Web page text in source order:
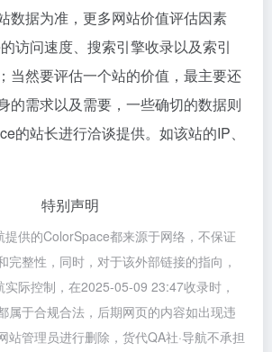
数据为准，更多网站价值评估因素
访问速度、搜索引擎收录以及索引
当然要评估一个站的价值，最主要还
的需求以及需要，一些确切的数据则
的站长进行洽谈提供。如该站的IP、
特别声明
提供的ColorSpace都来源于网络，不保证
完整性，同时，对于该外部链接的指向，
实际控制，在2025-05-09 23:47收录时，
属于合规合法，后期网页的内容如出现违
站管理员进行删除，货代QA社·导航不承担